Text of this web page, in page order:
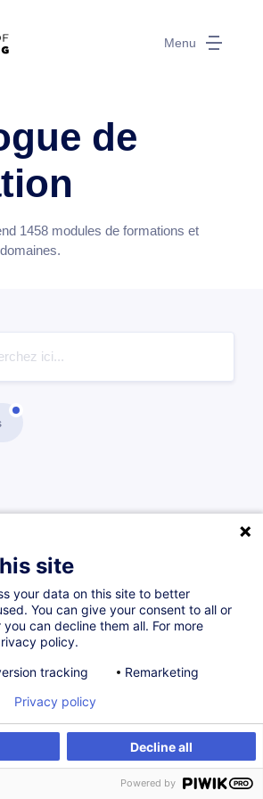
Menu
de
1458 modules de formations et
domaines.
Général sur la Protection des
€
site
your data on this site to better
You can give your consent to all or
can decline them all. For more
policy.
tracking Remarketing
Decline all
Privacy policy
Powered by